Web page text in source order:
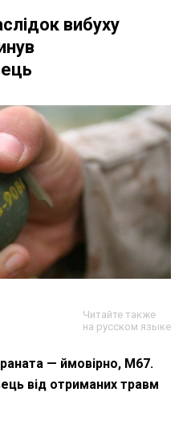
вибуху
Читайте также
на русском языке
— ймовірно, M67.
від отриманих травм